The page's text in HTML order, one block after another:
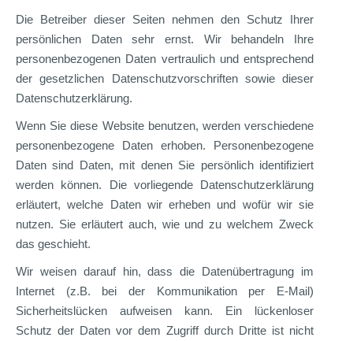
Die Betreiber dieser Seiten nehmen den Schutz Ihrer
persönlichen Daten sehr ernst. Wir behandeln Ihre
personenbezogenen Daten vertraulich und entsprechend
der gesetzlichen Datenschutzvorschriften sowie dieser
Datenschutzerklärung.
Wenn Sie diese Website benutzen, werden verschiedene
personenbezogene Daten erhoben. Personenbezogene
Daten sind Daten, mit denen Sie persönlich identifiziert
werden können. Die vorliegende Datenschutzerklärung
erläutert, welche Daten wir erheben und wofür wir sie
nutzen. Sie erläutert auch, wie und zu welchem Zweck
das geschieht.
Wir weisen darauf hin, dass die Datenübertragung im
Internet (z.B. bei der Kommunikation per E-Mail)
Sicherheitslücken aufweisen kann. Ein lückenloser
Schutz der Daten vor dem Zugriff durch Dritte ist nicht